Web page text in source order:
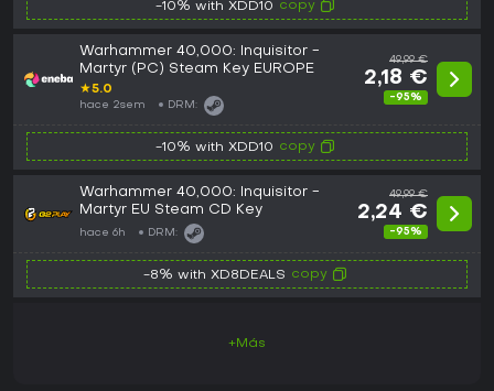
-10% with XDD10 copy
Warhammer 40,000: Inquisitor -
Martyr (PC) Steam Key EUROPE
★5.0
hace 2sem DRM:
49,99 €
2,18 €
-95%
-10% with XDD10 copy
Warhammer 40,000: Inquisitor -
Martyr EU Steam CD Key
hace 6h DRM:
49,99 €
2,24 €
-95%
-8% with XD8DEALS copy
+Más